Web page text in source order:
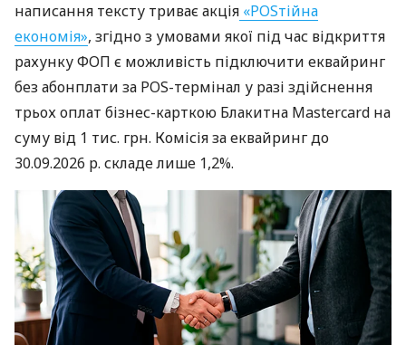
написання тексту триває акція «POSтійна
економія», згідно з умовами якої під час відкриття
рахунку ФОП є можливість підключити еквайринг
без абонплати за POS-термінал у разі здійснення
трьох оплат бізнес-карткою Блакитна Mastercard на
суму від 1 тис. грн. Комісія за еквайринг до
30.09.2026 р. складе лише 1,2%.